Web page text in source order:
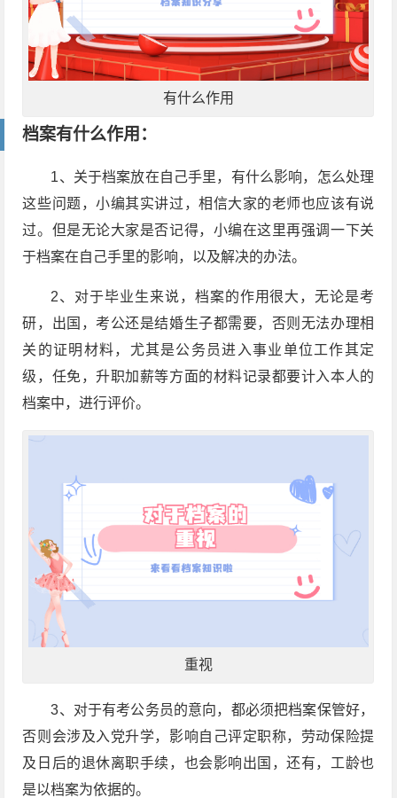
有什么作用
档案有什么作用：
1、关于档案放在自己手里，有什么影响，怎么处理
这些问题，小编其实讲过，相信大家的老师也应该有说
过。但是无论大家是否记得，小编在这里再强调一下关
于档案在自己手里的影响，以及解决的办法。
2、对于毕业生来说，档案的作用很大，无论是考
研，出国，考公还是结婚生子都需要，否则无法办理相
关的证明材料，尤其是公务员进入事业单位工作其定
级，任免，升职加薪等方面的材料记录都要计入本人的
档案中，进行评价。
重视
3、对于有考公务员的意向，都必须把档案保管好，
否则会涉及入党升学，影响自己评定职称，劳动保险提
及日后的退休离职手续，也会影响出国，还有，工龄也
是以档案为依据的。